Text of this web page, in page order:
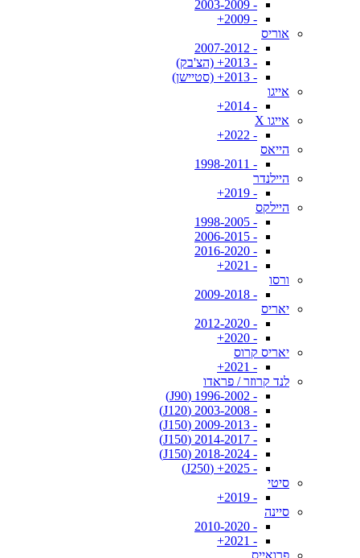
- 2003-2009
- 2009+
אוריס
- 2007-2012
- 2013+ (הצ'בק)
- 2013+ (סטיישן)
אייגו
- 2014+
אייגו X
- 2022+
הייאס
- 1998-2011
היילנדר
- 2019+
היילקס
- 1998-2005
- 2006-2015
- 2016-2020
- 2021+
ורסו
- 2009-2018
יאריס
- 2012-2020
- 2020+
יאריס קרוס
- 2021+
לנד קרוזר / פראדו
- 1996-2002 (J90)
- 2003-2008 (J120)
- 2009-2013 (J150)
- 2014-2017 (J150)
- 2018-2024 (J150)
- 2025+ (J250)
סיטי
- 2019+
סיינה
- 2010-2020
- 2021+
פרואייס